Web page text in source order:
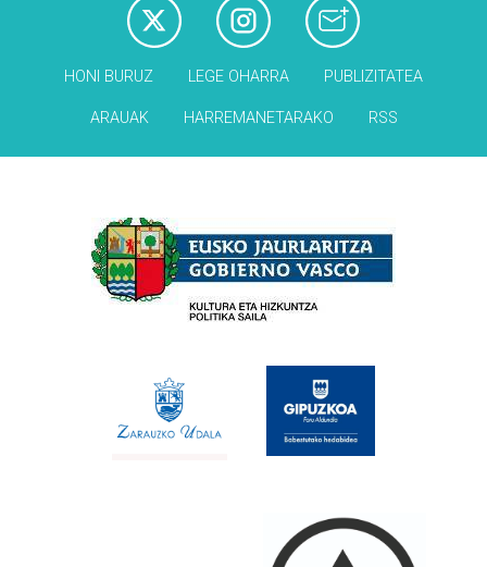
HONI BURUZ LEGE OHARRA PUBLIZITATEA
ARAUAK HARREMANETARAKO RSS